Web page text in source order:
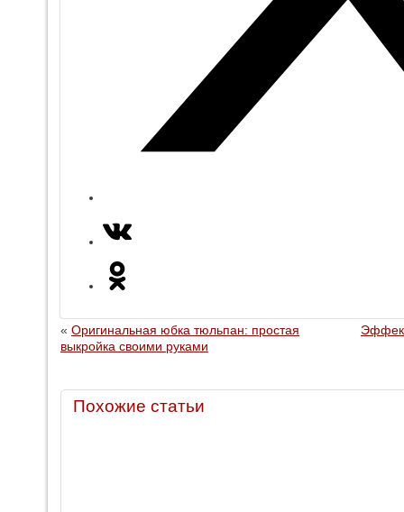
« Оригинальная юбка тюльпан: простая
выкройка своими руками
Похожие статьи